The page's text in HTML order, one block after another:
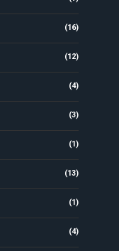
(16)
(12)
(4)
(3)
(1)
(13)
(1)
(4)